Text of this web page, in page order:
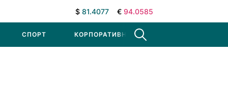
$ 81.4077 € 94.0585
СПОРТ КОРПОРАТИВНЫЕ НОВОСТИ